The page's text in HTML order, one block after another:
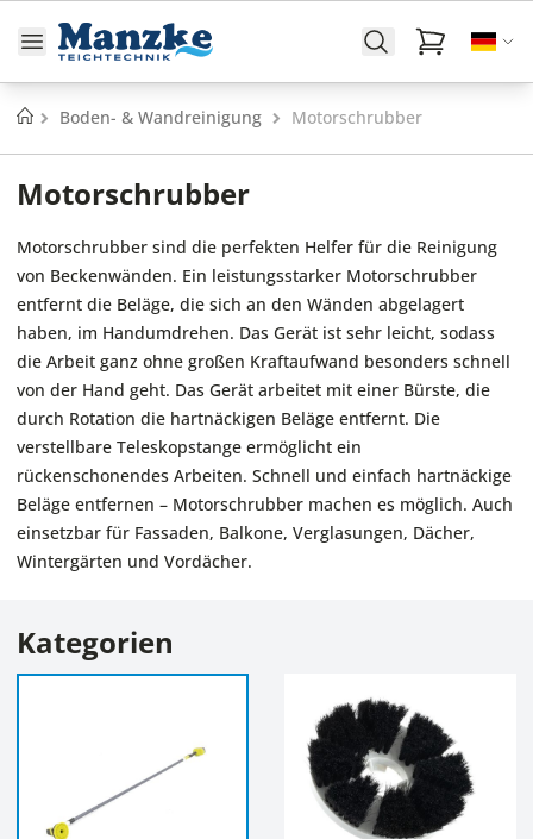
Startseite
Boden- & Wandreinigung Motorschrubber
Motorschrubber
Motorschrubber sind die perfekten Helfer für die Reinigung
von Beckenwänden. Ein leistungsstarker Motorschrubber
entfernt die Beläge, die sich an den Wänden abgelagert
haben, im Handumdrehen. Das Gerät ist sehr leicht, sodass
die Arbeit ganz ohne großen Kraftaufwand besonders schnell
von der Hand geht. Das Gerät arbeitet mit einer Bürste, die
durch Rotation die hartnäckigen Beläge entfernt. Die
verstellbare Teleskopstange ermöglicht ein
rückenschonendes Arbeiten. Schnell und einfach hartnäckige
Beläge entfernen – Motorschrubber machen es möglich. Auch
einsetzbar für Fassaden, Balkone, Verglasungen, Dächer,
Wintergärten und Vordächer.
Kategorien